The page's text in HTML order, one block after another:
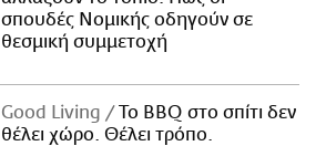
σπουδές Νομικής οδηγούν σε
θεσμική συμμετοχή
Good Living
Το BBQ στο σπίτι δεν
θέλει χώρο. Θέλει τρόπο.